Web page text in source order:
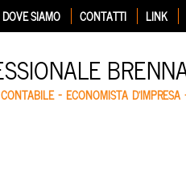
DOVE SIAMO CONTATTI LINK
– ECONOMISTA